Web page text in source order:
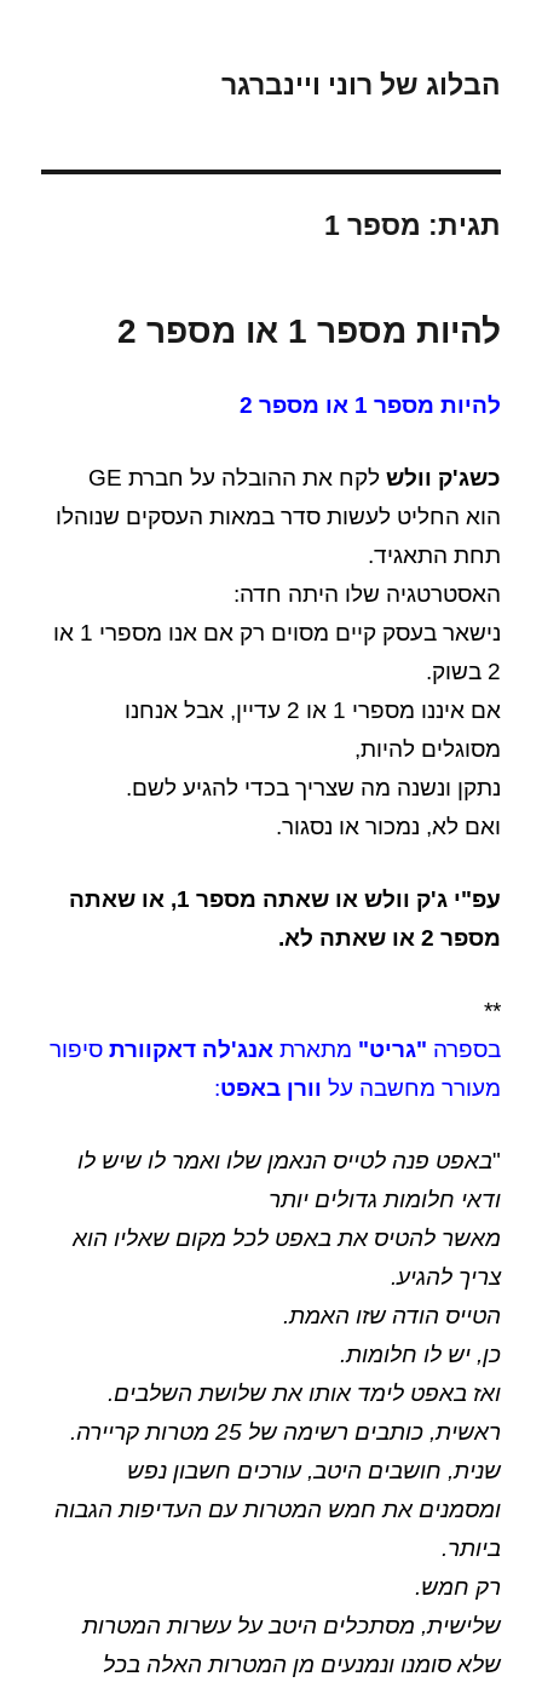
הבלוג של רוני ויינברגר
תגית: מספר 1
להיות מספר 1 או מספר 2
להיות מספר 1 או מספר 2
כשג'ק וולש לקח את ההובלה על חברת GE
הוא החליט לעשות סדר במאות העסקים שנוהלו
תחת התאגיד.
האסטרטגיה שלו היתה חדה:
נישאר בעסק קיים מסוים רק אם אנו מספרי 1 או
2 בשוק.
אם איננו מספרי 1 או 2 עדיין, אבל אנחנו
מסוגלים להיות,
נתקן ונשנה מה שצריך בכדי להגיע לשם.
ואם לא, נמכור או נסגור.
עפ"י ג'ק וולש או שאתה מספר 1, או שאתה
מספר 2 או שאתה לא.
**
בספרה "גריט" מתארת אנג'לה דאקוורת סיפור
מעורר מחשבה על וורן באפט:
"באפט פנה לטייס הנאמן שלו ואמר לו שיש לו
ודאי חלומות גדולים יותר
מאשר להטיס את באפט לכל מקום שאליו הוא
צריך להגיע.
הטייס הודה שזו האמת.
כן, יש לו חלומות.
ואז באפט לימד אותו את שלושת השלבים.
ראשית, כותבים רשימה של 25 מטרות קריירה.
שנית, חושבים היטב, עורכים חשבון נפש
ומסמנים את חמש המטרות עם העדיפות הגבוה
ביותר.
רק חמש.
שלישית, מסתכלים היטב על עשרות המטרות
שלא סומנו ונמנעים מן המטרות האלה בכל